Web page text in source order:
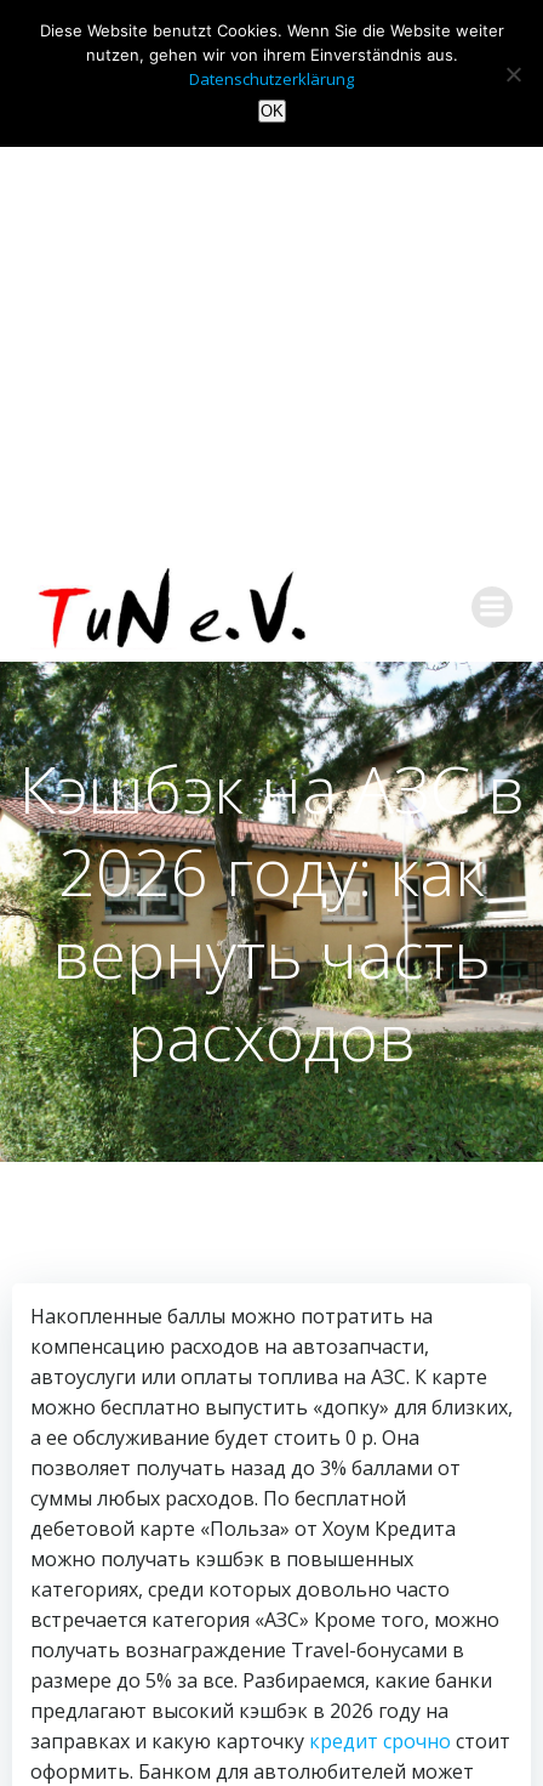
Кэшбэк на АЗС в
2026 году: как
вернуть часть
расходов
Накопленные баллы можно потратить на
компенсацию расходов на автозапчасти,
автоуслуги или оплаты топлива на АЗС. К карте
можно бесплатно выпустить «допку» для близких,
а ее обслуживание будет стоить 0 р. Она
позволяет получать назад до 3% баллами от
суммы любых расходов. По бесплатной
дебетовой карте «Польза» от Хоум Кредита
можно получать кэшбэк в повышенных
категориях, среди которых довольно часто
встречается категория «АЗС» Кроме того, можно
получать вознаграждение Travel-бонусами в
размере до 5% за все. Разбираемся, какие банки
предлагают высокий кэшбэк в 2026 году на
заправках и какую карточку кредит срочно стоит
оформить. Банком для автолюбителей может
Diese Website benutzt Cookies. Wenn Sie die Website weiter
nutzen, gehen wir von ihrem Einverständnis aus.
Datenschutzerklärung
OK